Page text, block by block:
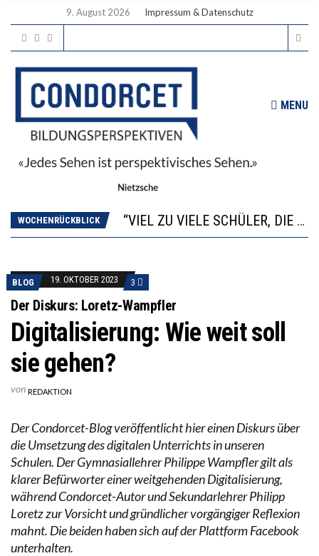
9. August 2026 Impressum & Datenschutz
MENU
WOCHENRÜCKBLICK
DIE GANZE HILFLOSIGKEIT DES BILDUNGSBÜRGERTUMS
WORAUS WÄCHST, WAS KINDER TRÄGT
BLOG 19. OKTOBER 2023 3
Der Diskurs: Loretz-Wampfler
Digitalisierung: Wie weit soll
sie gehen?
von REDAKTION
Der Condorcet-Blog veröffentlicht hier einen Diskurs über
die Umsetzung des digitalen Unterrichts in unseren
Schulen. Der Gymnasiallehrer Philippe Wampfler gilt als
klarer Befürworter einer weitgehenden Digitalisierung,
während Condorcet-Autor und Sekundarlehrer Philipp
Loretz zur Vorsicht und gründlicher vorgängiger Reflexion
mahnt. Die beiden haben sich auf der Plattform Facebook
unterhalten.